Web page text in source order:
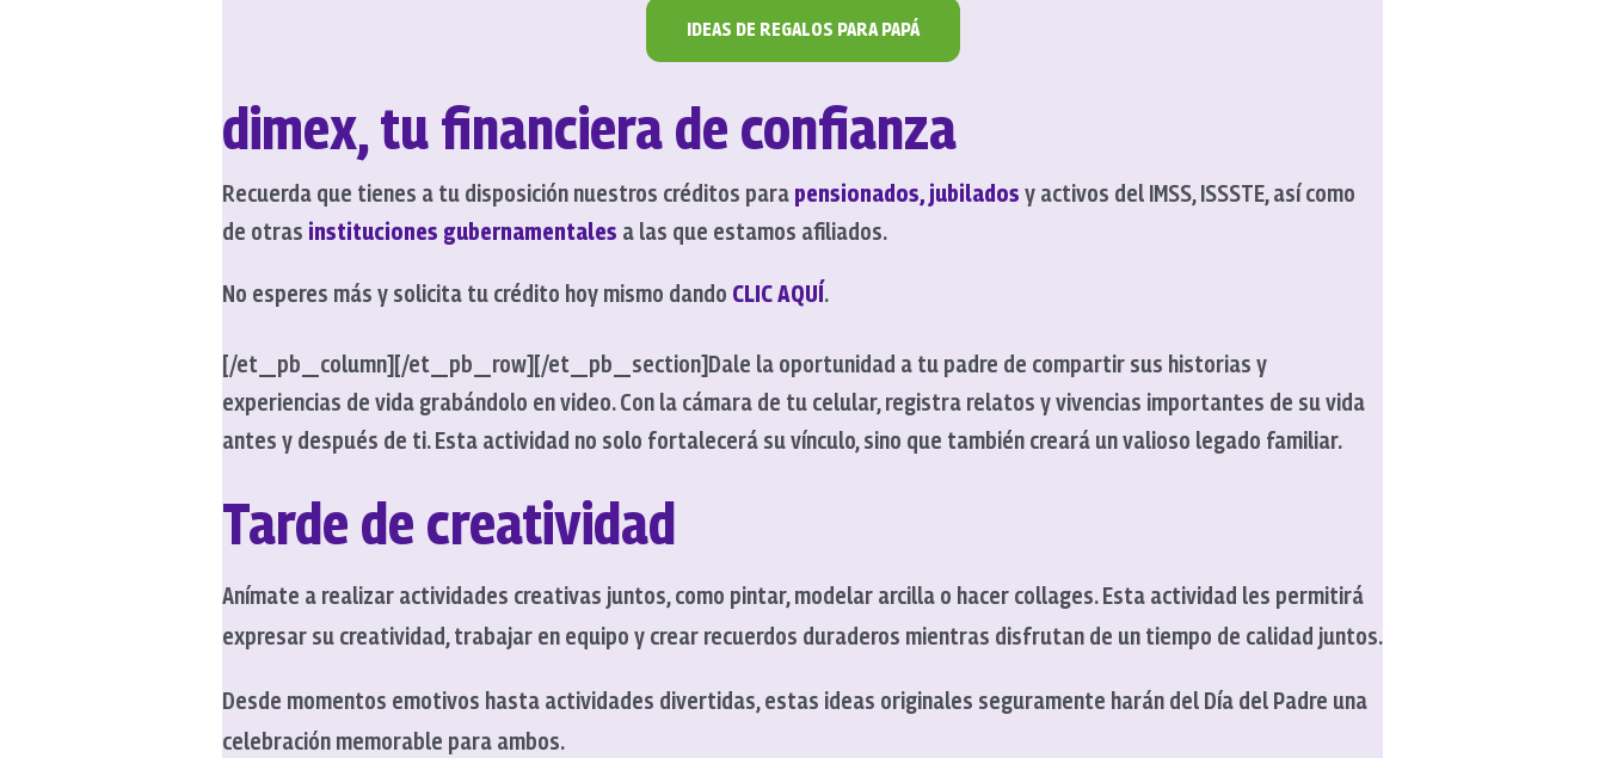
IDEAS DE REGALOS PARA PAPÁ
dimex, tu financiera de confianza
Recuerda que tienes a tu disposición nuestros créditos para pensionados, jubilados y activos del IMSS, ISSSTE, así como
de otras instituciones gubernamentales a las que estamos afiliados.
No esperes más y solicita tu crédito hoy mismo dando CLIC AQUÍ.
[/et_pb_column][/et_pb_row][/et_pb_section]Dale la oportunidad a tu padre de compartir sus historias y
experiencias de vida grabándolo en video. Con la cámara de tu celular, registra relatos y vivencias importantes de su vida
antes y después de ti. Esta actividad no solo fortalecerá su vínculo, sino que también creará un valioso legado familiar.
Tarde de creatividad
Anímate a realizar actividades creativas juntos, como pintar, modelar arcilla o hacer collages. Esta actividad les permitirá
expresar su creatividad, trabajar en equipo y crear recuerdos duraderos mientras disfrutan de un tiempo de calidad juntos.
Desde momentos emotivos hasta actividades divertidas, estas ideas originales seguramente harán del Día del Padre una
celebración memorable para ambos.